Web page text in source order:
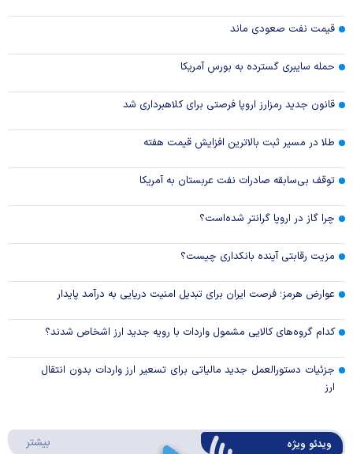
قیمت نفت صعودی ماند
حمله سایبری گسترده به بورس آمریکا
قانون جدید رمزارز اروپا فرصتی برای کلاهبرداری شد
طلا در مسیر ثبت بالاترین افزایش قیمت هفته
توقف بی‌سابقه صادرات نفت عربستان به آمریکا
چرا گاز در اروپا گرانتر شده‌است؟
مزیت رقابتی آینده بانکداری چیست؟
عوارض هرمز؛ فرصت ایران برای تبدیل امنیت دریایی به درآمد پایدار
کدام گروه‌های کالایی مشمول واردات با رویه جدید ارز اشخاص شدند؟
جزئیات دستورالعمل جدید مالیاتی برای تسعیر ارز واردات بدون انتقال
ارز
ویدئو ویژه بیشتر